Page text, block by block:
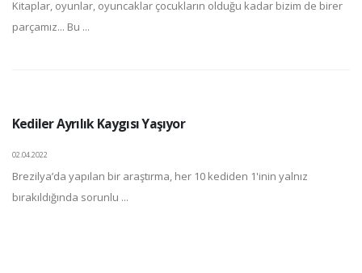
Kitaplar, oyunlar, oyuncaklar çocukların olduğu kadar bizim de birer
parçamız... Bu ...
Kediler Ayrılık Kaygısı Yaşıyor
02.04.2022
Brezilya’da yapılan bir araştırma, her 10 kediden 1'inin yalnız
bırakıldığında sorunlu ...